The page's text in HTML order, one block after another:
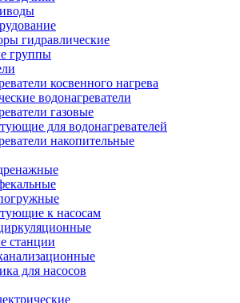
гидравлические
группы
косвенного нагрева
водонагреватели
газовые
для водонагревателей
накопительные
к насосам
станции
для насосов